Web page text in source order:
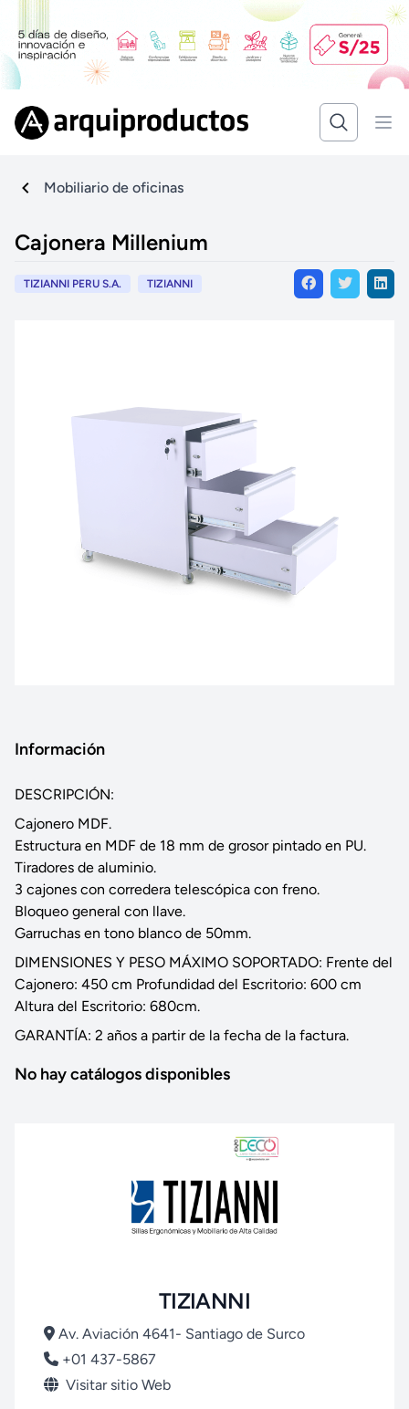
Mobiliario de oficinas
Cajonera Millenium
TIZIANNI PERU S.A. TIZIANNI
Información
DESCRIPCIÓN:
Cajonero MDF.
Estructura en MDF de 18 mm de grosor pintado en PU.
Tiradores de aluminio.
3 cajones con corredera telescópica con freno.
Bloqueo general con llave.
Garruchas en tono blanco de 50mm.
DIMENSIONES Y PESO MÁXIMO SOPORTADO: Frente del
Cajonero: 450 cm Profundidad del Escritorio: 600 cm
Altura del Escritorio: 680cm.
GARANTÍA: 2 años a partir de la fecha de la factura.
No hay catálogos disponibles
TIZIANNI
Av. Aviación 4641- Santiago de Surco
+01 437-5867
Visitar sitio Web